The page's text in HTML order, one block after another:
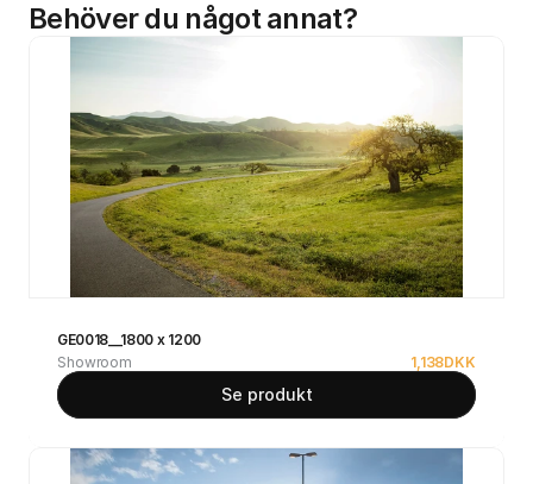
Behöver du något annat?
GE0018__1800 x 1200
Showroom
1,138DKK
Se produkt